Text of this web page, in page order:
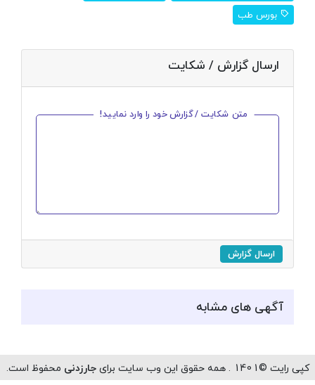
بورس طب
ارسال گزارش / شکایت
متن شکایت / گزارش خود را وارد نمایید!
ارسال گزارش
آگهی های مشابه
©1401 . همه حقوق این وب سایت برای جارزدنیمحفوظ است.